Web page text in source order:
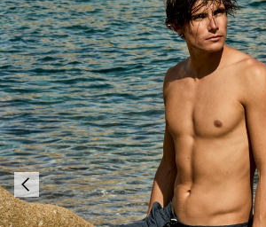
ログイン/会員登録で送料＆返
AIGLE CLUB ポイントサービス終了